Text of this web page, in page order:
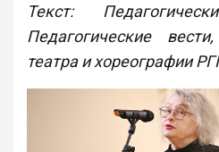
Текст:
Педагогические
театра и хореографии